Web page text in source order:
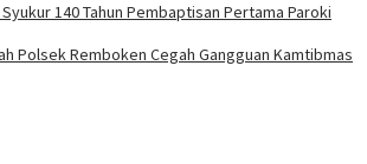
140 Tahun Pembaptisan Pertama Paroki
Polsek Remboken Cegah Gangguan Kamtibmas